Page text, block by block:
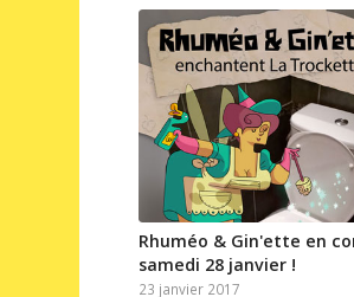
Rhuméo & Gin'ette en
samedi 28 janvier !
23 janvier 2017